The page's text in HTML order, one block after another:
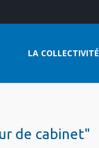
LA COLLECTIVITÉ
de cabinet"